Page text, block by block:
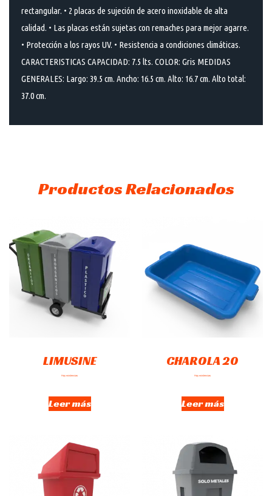
rectangular. • 2 placas de sujeción de acero inoxidable de alta
calidad. • Las placas están sujetas con remaches para mejor agarre.
• Protección a los rayos UV. • Resistencia a condiciones climáticas.
CARACTERISTICAS CAPACIDAD: 7.5 lts. COLOR: Gris MEDIDAS
GENERALES: Largo: 39.5 cm. Ancho: 16.5 cm. Alto: 16.7 cm. Alto total:
37.0 cm.
Productos Relacionados
LIMUSINE
Hay existencias
Leer más
CHAROLA 20
Hay existencias
Leer más